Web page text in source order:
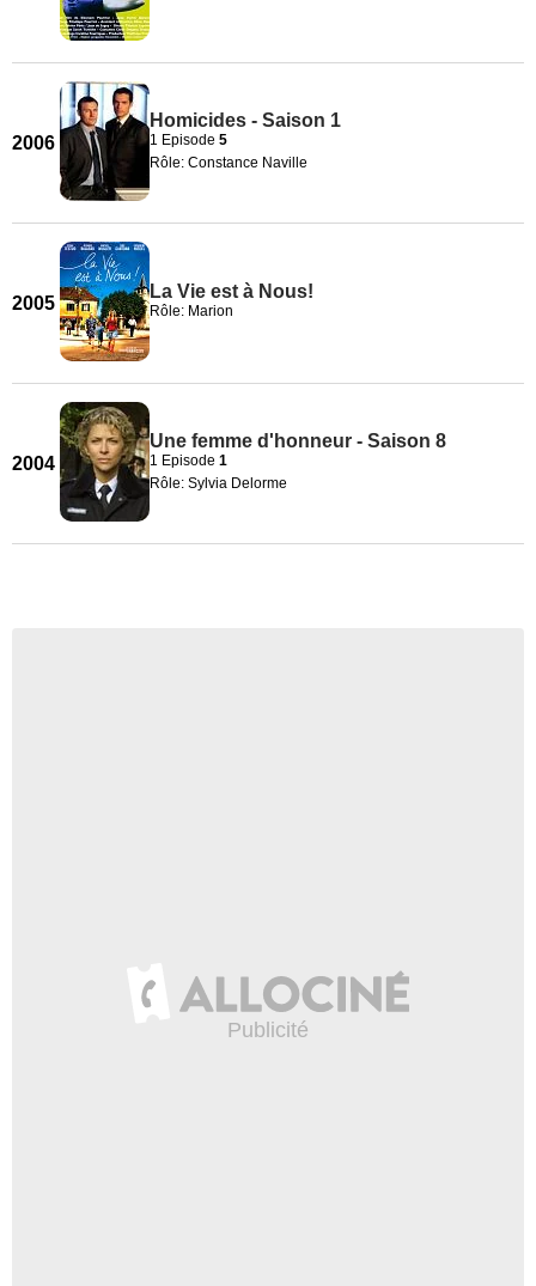
2006
Homicides - Saison 1
1 Episode 5
Rôle: Constance Naville
2005
La Vie est à Nous!
Rôle: Marion
2004
Une femme d'honneur - Saison 8
1 Episode 1
Rôle: Sylvia Delorme